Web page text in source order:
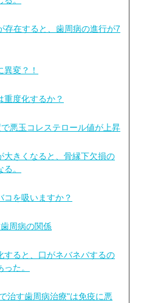
存在すると、歯周病の進行が7
変？！
重度化するか？
悪玉コレステロール値が上昇
大きくなると、骨縁下欠損の
。
コを吸いますか？
周病の関係
すると、口がネバネバするの
た。
治す歯周病治療"は免疫に悪